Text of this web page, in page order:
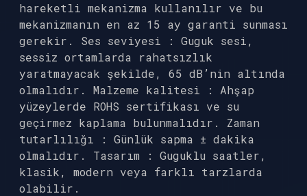
hareketli mekanizma kullanılır ve bu
mekanizmanın en az 15 ay garanti sunması
gerekir. Ses seviyesi : Guguk sesi,
sessiz ortamlarda rahatsızlık
yaratmayacak şekilde, 65 dB’nin altında
olmalıdır. Malzeme kalitesi : Ahşap
yüzeylerde ROHS sertifikası ve su
geçirmez kaplama bulunmalıdır. Zaman
tutarlılığı : Günlük sapma ± dakika
olmalıdır. Tasarım : Guguklu saatler,
klasik, modern veya farklı tarzlarda
olabilir.